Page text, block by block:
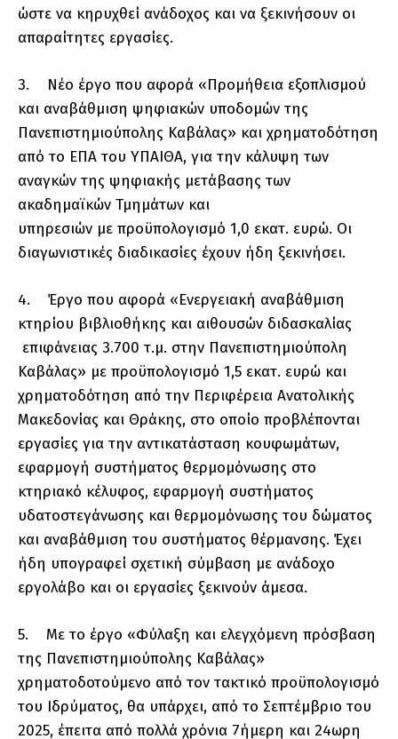
ώστε να κηρυχθεί ανάδοχος και να ξεκινήσουν οι
απαραίτητες εργασίες.
3. Νέο έργο που αφορά «Προμήθεια εξοπλισμού
και αναβάθμιση ψηφιακών υποδομών της
Πανεπιστημιούπολης Καβάλας» και χρηματοδότηση
από το ΕΠΑ του ΥΠΑΙΘΑ, για την κάλυψη των
αναγκών της ψηφιακής μετάβασης των
ακαδημαϊκών Τμημάτων και
υπηρεσιών με προϋπολογισμό 1,0 εκατ. ευρώ. Οι
διαγωνιστικές διαδικασίες έχουν ήδη ξεκινήσει.
4. Έργο που αφορά «Ενεργειακή αναβάθμιση
κτηρίου βιβλιοθήκης και αιθουσών διδασκαλίας
επιφάνειας 3.700 τ.μ. στην Πανεπιστημιούπολη
Καβάλας» με προϋπολογισμό 1,5 εκατ. ευρώ και
χρηματοδότηση από την Περιφέρεια Ανατολικής
Μακεδονίας και Θράκης, στο οποίο προβλέπονται
εργασίες για την αντικατάσταση κουφωμάτων,
εφαρμογή συστήματος θερμομόνωσης στο
κτηριακό κέλυφος, εφαρμογή συστήματος
υδατοστεγάνωσης και θερμομόνωσης του δώματος
και αναβάθμιση του συστήματος θέρμανσης. Έχει
ήδη υπογραφεί σχετική σύμβαση με ανάδοχο
εργολάβο και οι εργασίες ξεκινούν άμεσα.
5. Με το έργο «Φύλαξη και ελεγχόμενη πρόσβαση
της Πανεπιστημιούπολης Καβάλας»
χρηματοδοτούμενο από τον τακτικό προϋπολογισμό
του Ιδρύματος, θα υπάρχει, από το Σεπτέμβριο του
2025, έπειτα από πολλά χρόνια 7ήμερη και 24ωρη